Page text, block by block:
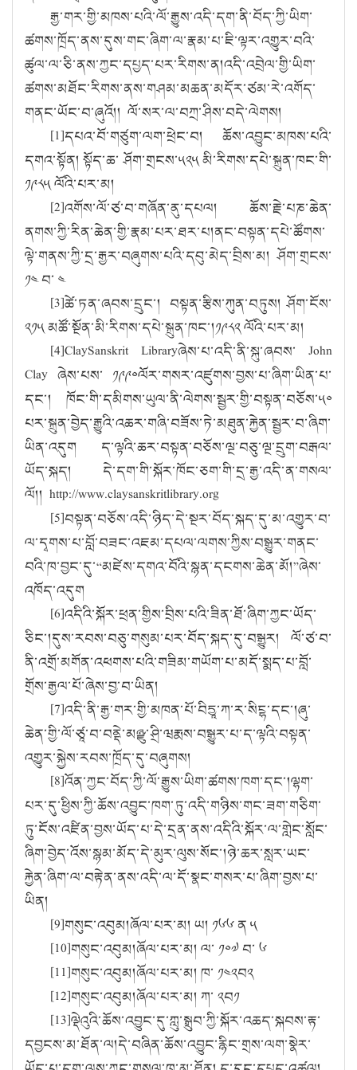
རྒྱ་གར་གྱི་མཁས་པའི་ལོ་རྒྱུས་འདི་དག་ནི་བོད་ཀྱི་ཡིག་
ཚགས་ཁྲོད་ནས་དུས་གང་ཞིག་ལ་རྣམ་པ་ཇི་ལྟར་འགྱུར་བའི་
ཚུལ་ལ་ཅི་ནས་ཀྱང་དཔྱད་པར་རིགས་ན།འདི་འབྲེལ་གྱི་ཡིག་
ཚགས་མཐོང་རིགས་ནས་གཤམ་མཆན་མདོར་ཙམ་རེ་འགོད་
གནང་ཡོང་བ་ཞུའོ།། ལོ་སར་ལ་བཀྲ་ཤིས་བདེ་ལེགས།
[1]དཔའ་བོ་གཙུག་ལག་ཕྲེང་བ། ཆོས་འབྱུང་མཁས་པའི་
དགའ་སྟོན། སྟོད་ཆ་ ཤོག་གྲངས་༥༢༥ མི་རིགས་དཔེ་སྐྲུན་ཁང་གི་
༡༩༨༥ ལོའི་པར་མ།
[2]འགོས་ལོ་ཙ་བ་གཞོན་ནུ་དཔལ། ཆོས་རྗེ་པཎ་ཆེན་
ནགས་ཀྱི་རིན་ཆེན་གྱི་རྣམ་པར་ཐར་པ།ནང་བསྟན་དཔེ་ཚོགས་
ལྟེ་གནས་ཀྱི་དྲ་རྒྱར་བཞུགས་པའི་དབུ་མེད་བྲིས་མ། ཤོག་གྲངས་
༡༤ བ་ ༤
[3]ཚེ་ཏན་ཞབས་དྲུང་། བསྟན་རྩིས་ཀུན་བཏུས། ཤོག་ངོས་
༢༡༥ མཚོ་སྔོན་མི་རིགས་དཔེ་སྐྲུན་ཁང་།༡༩༨༢ ལོའི་པར་མ།
[4]ClaySanskrit Libraryཞེས་པ་འདི་ནི་སྐུ་ཞབས་ John
Clay ཞེས་པས་ ༡༩༩༠ལོར་གསར་འཛུགས་བྱས་པ་ཞིག་ཡིན་པ་
དང་། ཁོང་གི་དམིགས་ཡུལ་ནི་ལེགས་སྦྱར་གྱི་བསྟན་བཅོས་༥༠
པར་སྐྲུན་བྱེད་རྒྱུའི་འཆར་གཞི་བཟོས་ཏེ་མཐུན་རྐྱེན་སྦྱར་བ་ཞིག་
ཡིན་འདུག ད་ལྟའི་ཆར་བསྟན་བཅོས་ལྔ་བཅུ་ལྔ་དྲུག་བརྒལ་
ཡོད་སྐད། དེ་དག་གི་སྐོར་ཁོང་ཅག་གི་དྲ་རྒྱ་འདི་ན་གསལ་
ལོ།། http://www.claysanskritlibrary.org
[5]བསྟན་བཅོས་འདི་ཉིད་དེ་སྔར་བོད་སྐད་དུ་མ་འགྱུར་བ་
ལ་དྭགས་པ་བློ་བཟང་འཇམ་དཔལ་ལགས་ཀྱིས་བསྒྱུར་གནང་
བའི་ཁ་བྱང་དུ་“མཛེས་དགའ་བོའི་སྙན་དངགས་ཆེན་མོ།”ཞེས་
འཁོད་འདུག
[6]འདིའི་སྐོར་ཕྲན་གྱིས་བྲིས་པའི་ཟིན་ཐོ་ཞིག་ཀྱང་ཡོད་
ཅིང་།དུས་རབས་བཅུ་གསུམ་པར་བོད་སྐད་དུ་བསྒྱུར། ལོ་ཙ་བ་
ནི་འགྲོ་མགོན་འཕགས་པའི་གཟིམ་གཡོག་པ་མདོ་སྨད་པ་བློ་
གྲོས་རྒྱལ་པོ་ཞེས་བྱ་བ་ཡིན།
[7]འདི་ནི་རྒྱ་གར་གྱི་མཁན་པོ་བིདྱཱ་ཀ་ར་སིངྷ་དང་།ཞུ་
ཆེན་གྱི་ལོ་ཙཱ་བ་བནྡེ་མཉྫུ་ཤྲི་ཝརྨས་བསྒྱུར་པ་ད་ལྟའི་བསྟན་
འགྱུར་སྐྱེས་རབས་ཁྲོད་དུ་བཞུགས།
[8]འོན་ཀྱང་བོད་ཀྱི་ལོ་རྒྱུས་ཡིག་ཚགས་ཁག་དང་།ལྷག་
པར་དུ་ཕྱིས་ཀྱི་ཆོས་འབྱུང་ཁག་ཏུ་འདི་གཉིས་གང་ཟག་གཅིག་
ཏུ་ངོས་འཛིན་བྱས་ཡོད་པ་དེ་དྲན་ནས་འདིའི་སྐོར་ལ་གླེང་སློང་
ཞིག་བྱེད་འོས་སྙམ་མོད་དེ་མུར་ལུས་སོང་།ཉེ་ཆར་སླར་ཡང་
རྐྱེན་ཞིག་ལ་བརྟེན་ནས་འདི་ལ་དོ་སྣང་གསར་པ་ཞིག་བྱས་པ་
ཡིན།
[9]གསུང་འབུམ།ཞོལ་པར་མ། ཡ། ༡༦༦ ན ༥
[10]གསུང་འབུམ།ཞོལ་པར་མ། ལ་ ༡༠༧ བ་ ༦
[11]གསུང་འབུམ།ཞོལ་པར་མ། ཁ་ ༡༤༢བ༢
[12]གསུང་འབུམ།ཞོལ་པར་མ། ཀ་ ༢བ༡
[13]ལྡེའུའི་ཆོས་འབྱུང་དུ་ཀླུ་སྒྲུབ་ཀྱི་སྐོར་འཆད་སྐབས་རྟ་
དབྱངས་མ་ཐོན་ལ།དེ་བཞིན་ཆོས་འབྱུང་རྙིང་གྲས་ལག་སྣེར་